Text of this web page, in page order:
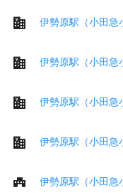
伊勢原駅（小田急
伊勢原駅（小田急
伊勢原駅（小田
伊勢原駅（小田
伊勢原駅（小田急